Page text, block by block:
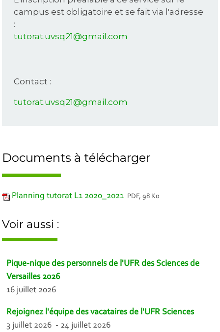
campus est obligatoire et se fait via l'adresse
:
tutorat.uvsq21@gmail.com
Contact :
tutorat.uvsq21@gmail.com
Documents à télécharger
Planning tutorat L1 2020_2021 PDF, 98 Ko
Voir aussi :
Pique-nique des personnels de l'UFR des Sciences de
Versailles 2026
16 juillet 2026
Rejoignez l'équipe des vacataires de l'UFR Sciences
3 juillet 2026 - 24 juillet 2026